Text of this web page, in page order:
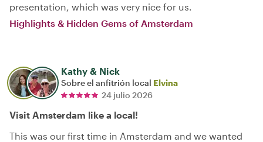
presentation, which was very nice for us.
Highlights & Hidden Gems of Amsterdam
Kathy & Nick
Sobre el anfitrión local Elvina
24 julio 2026
Visit Amsterdam like a local!
This was our first time in Amsterdam and we wanted